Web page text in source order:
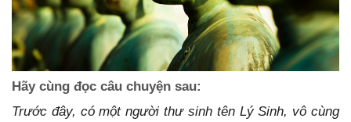
Hãy cùng đọc câu chuyện sau:
Trước đây, có một người thư sinh tên Lý Sinh, vô cùng